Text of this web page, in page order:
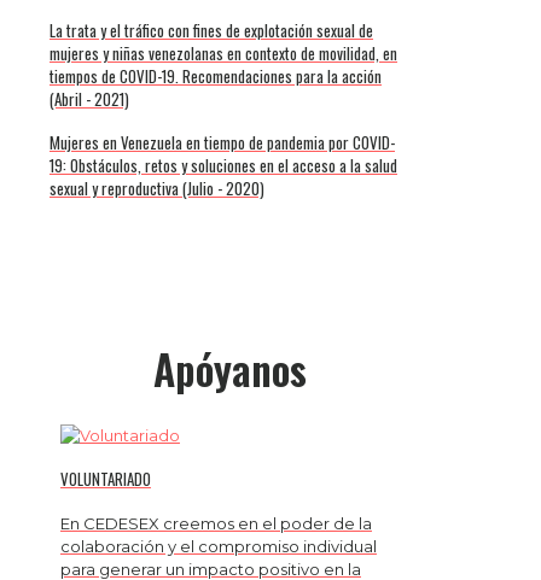
La trata y el tráfico con fines de explotación sexual de
mujeres y niñas venezolanas en contexto de movilidad, en
tiempos de COVID-19. Recomendaciones para la acción
(Abril - 2021)
Mujeres en Venezuela en tiempo de pandemia por COVID-
19: Obstáculos, retos y soluciones en el acceso a la salud
sexual y reproductiva (Julio - 2020)
Apóyanos
VOLUNTARIADO
En CEDESEX creemos en el poder de la
colaboración y el compromiso individual
para generar un impacto positivo en la